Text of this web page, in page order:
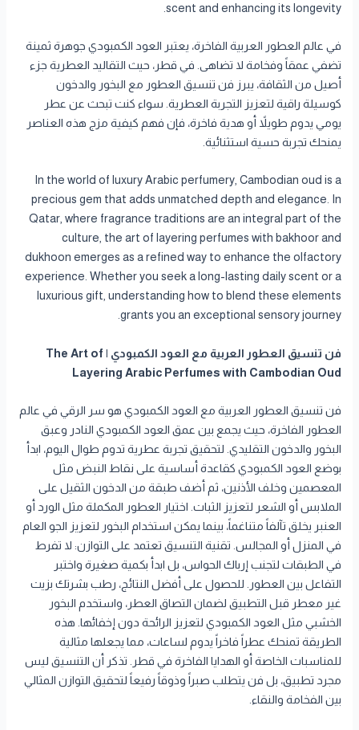
scent and enhancing its longevity.
في عالم العطور العربية الفاخرة، يعتبر العود الكمبودي جوهرة ثمينة
تضفي عمقاً وفخامة لا تضاهى. في قطر، حيث التقاليد العطرية جزء
أصيل من الثقافة، يبرز فن تنسيق العطور مع البخور والدخون
كوسيلة راقية لتعزيز التجربة العطرية. سواء كنت تبحث عن عطر
يومي يدوم طويلاً أو هدية فاخرة، فإن فهم كيفية مزج هذه العناصر
يمنحك تجربة حسية استثنائية.
In the world of luxury Arabic perfumery, Cambodian oud is a
precious gem that adds unmatched depth and elegance. In
Qatar, where fragrance traditions are an integral part of the
culture, the art of layering perfumes with bakhoor and
dukhoon emerges as a refined way to enhance the olfactory
experience. Whether you seek a long-lasting daily scent or a
luxurious gift, understanding how to blend these elements
grants you an exceptional sensory journey.
فن تنسيق العطور العربية مع العود الكمبودي | The Art of
Layering Arabic Perfumes with Cambodian Oud
فن تنسيق العطور العربية مع العود الكمبودي هو سر الرقي في عالم
العطور الفاخرة، حيث يجمع بين عمق العود الكمبودي النادر وعبق
البخور والدخون التقليدي. لتحقيق تجربة عطرية تدوم طوال اليوم، ابدأ
بوضع العود الكمبودي كقاعدة أساسية على نقاط النبض مثل
المعصمين وخلف الأذنين، ثم أضف طبقة من الدخون الثقيل على
الملابس أو الشعر لتعزيز الثبات. اختيار العطور المكملة مثل الورد أو
العنبر يخلق تآلفاً متناغماً، بينما يمكن استخدام البخور لتعزيز الجو العام
في المنزل أو المجالس. تقنية التنسيق تعتمد على التوازن: لا تفرط
في الطبقات لتجنب إرباك الحواس، بل ابدأ بكمية صغيرة واختبر
التفاعل بين العطور. للحصول على أفضل النتائج، رطب بشرتك بزيت
غير معطر قبل التطبيق لضمان التصاق العطر، واستخدم البخور
الخشبي مثل العود الكمبودي لتعزيز الرائحة دون إخفائها. هذه
الطريقة تمنحك عطراً فاخراً يدوم لساعات، مما يجعلها مثالية
للمناسبات الخاصة أو الهدايا الفاخرة في قطر. تذكر أن التنسيق ليس
مجرد تطبيق، بل فن يتطلب صبراً وذوقاً رفيعاً لتحقيق التوازن المثالي
بين الفخامة والنقاء.